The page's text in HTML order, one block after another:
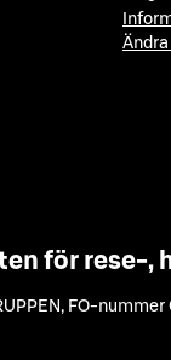
för rese-,
, FO-nummer